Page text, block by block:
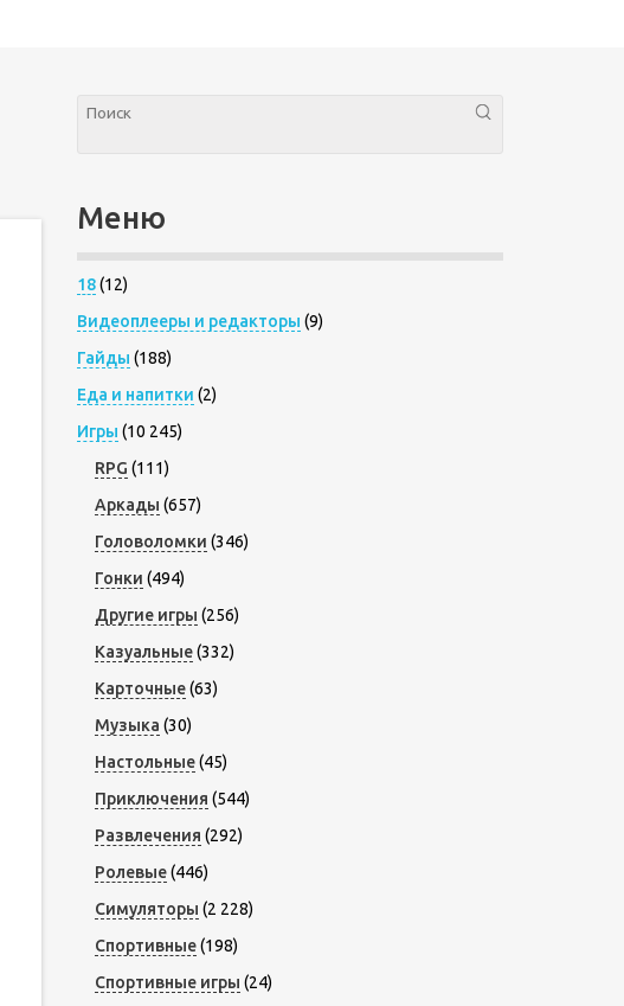
Меню
18(12)
Видеоплееры и редакторы (9)
Гайды (188)
Еда и напитки (2)
Игры (10 245)
RPG (111)
Аркады (657)
Головоломки (346)
Гонки (494)
Другие игры (256)
Казуальные(332)
Карточные(63)
Музыка (30)
Настольные(45)
Приключения (544)
Развлечения (292)
Ролевые(446)
Симуляторы (2 228)
Спортивные(198)
Спортивные игры (24)